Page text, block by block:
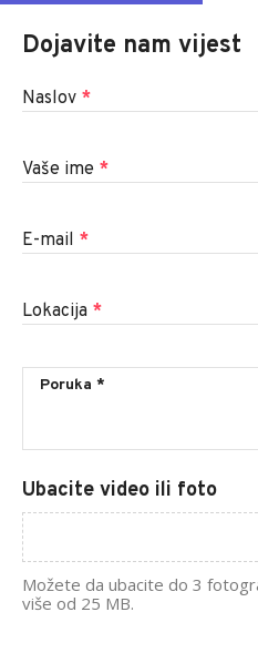
Dojavite nam vijest
Naslov *
Vaše ime *
E-mail *
Lokacija *
Ubacite video ili foto
Možete da ubacite do 3
više od 25 MB.